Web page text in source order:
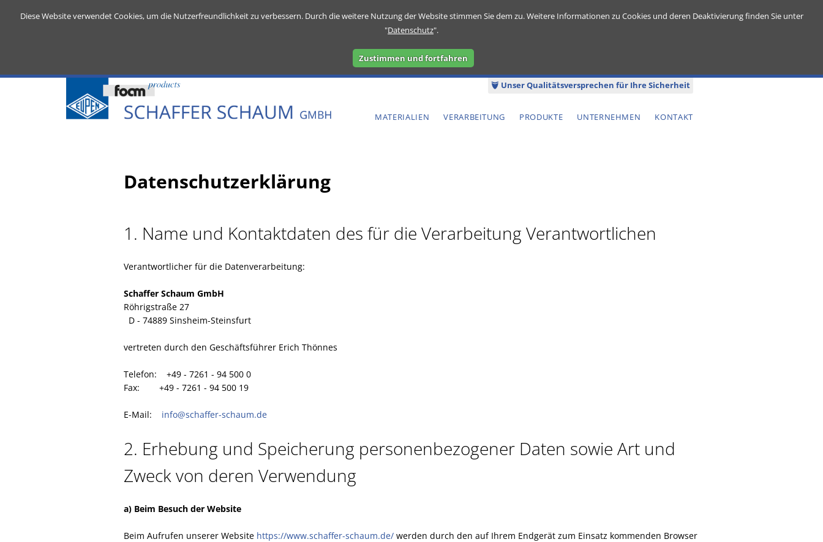
Diese Website verwendet Cookies, um die Nutzerfreundlichkeit zu verbessern. Durch die weitere Nutzung der Website stimmen Sie dem zu. Weitere Informationen zu Cookies und deren Deaktivierung finden Sie unter
"Datenschutz".
Zustimmen und fortfahren
Unser Qualitätsversprechen für Ihre Sicherheit
MATERIALIEN VERARBEITUNG PRODUKTE UNTERNEHMEN KONTAKT
Datenschutzerklärung
1. Name und Kontaktdaten des für die Verarbeitung Verantwortlichen
Verantwortlicher für die Datenverarbeitung:
Schaffer Schaum GmbH
Röhrigstraße 27
D - 74889 Sinsheim-Steinsfurt
vertreten durch den Geschäftsführer Erich Thönnes
Telefon: +49 - 7261 - 94 500 0
Fax: +49 - 7261 - 94 500 19
E-Mail: info@schaffer-schaum.de
2. Erhebung und Speicherung personenbezogener Daten sowie Art und
Zweck von deren Verwendung
a) Beim Besuch der Website
Beim Aufrufen unserer Website https://www.schaffer-schaum.de/ werden durch den auf Ihrem Endgerät zum Einsatz kommenden Browser